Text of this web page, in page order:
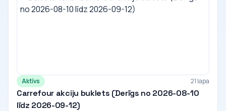
Aktīvs 21 lapa
Carrefour akciju buklets (Derīgs no 2026-08-10
līdz 2026-09-12)